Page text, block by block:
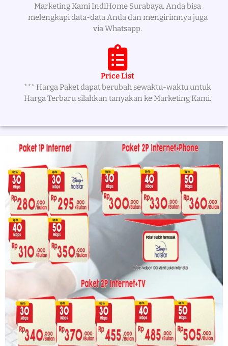
Marketing Kami IndiHome Surabaya. Anda bisa
melengkapi data-data Anda dan mengirimnya juga
via Whatsapp.
Price List
*** Harga Paket dapat berubah sewaktu-waktu untuk
Harga Terbaru silahkan tanyakan ke Marketing Kami.